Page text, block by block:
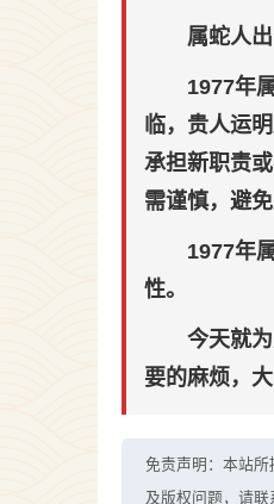
属蛇人
1977年
临，贵人运
承担新职责
需谨慎，避免
1977年
性。
今天就
要的麻烦，
免责声明：本站
及版权问题，请联